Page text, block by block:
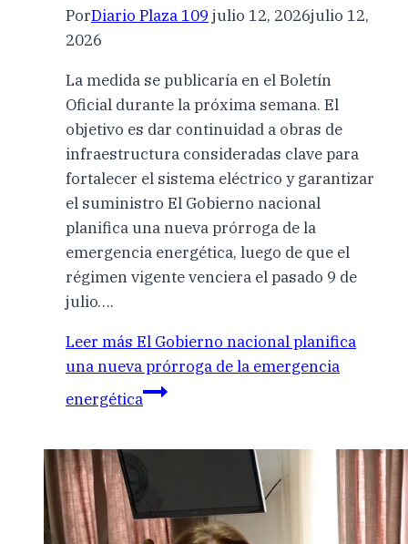
PorDiario Plaza 109 julio 12, 2026julio 12,
2026
La medida se publicaría en el Boletín
Oficial durante la próxima semana. El
objetivo es dar continuidad a obras de
infraestructura consideradas clave para
fortalecer el sistema eléctrico y garantizar
el suministro El Gobierno nacional
planifica una nueva prórroga de la
emergencia energética, luego de que el
régimen vigente venciera el pasado 9 de
julio….
Leer más El Gobierno nacional planifica
una nueva prórroga de la emergencia
energética